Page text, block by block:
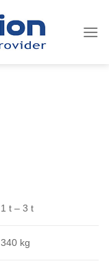
1 t – 3 t
340 kg